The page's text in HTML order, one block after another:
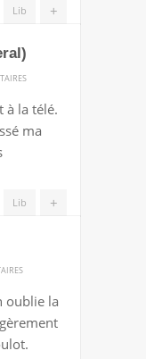
MONDE
L’ENTREPRISE
+
Lib
FOOTBALL
(PAR
à la télé.
ma
+
Lib
BOUT
DU
COMPTE
oublie la